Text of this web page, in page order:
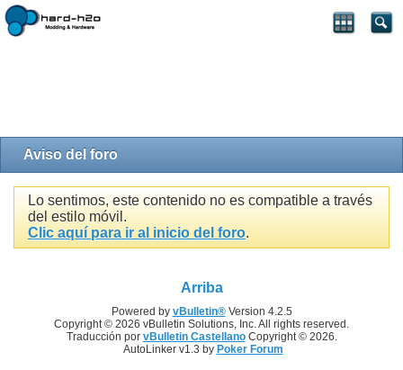
Aviso del foro
Lo sentimos, este contenido no es compatible a través
del estilo móvil.
Clic aquí para ir al inicio del foro.
Arriba
Powered by vBulletin®Version 4.2.5
Copyright © 2026 vBulletin Solutions, Inc. All rights reserved.
Traducción por vBulletin CastellanoCopyright © 2026.
AutoLinker v1.3 by Poker Forum